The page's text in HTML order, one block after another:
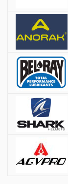
Δωρεάν
* Εξαιρούνται
γίνεται βάσει βάρους
Τρόποι Πληρωμής
PayPal